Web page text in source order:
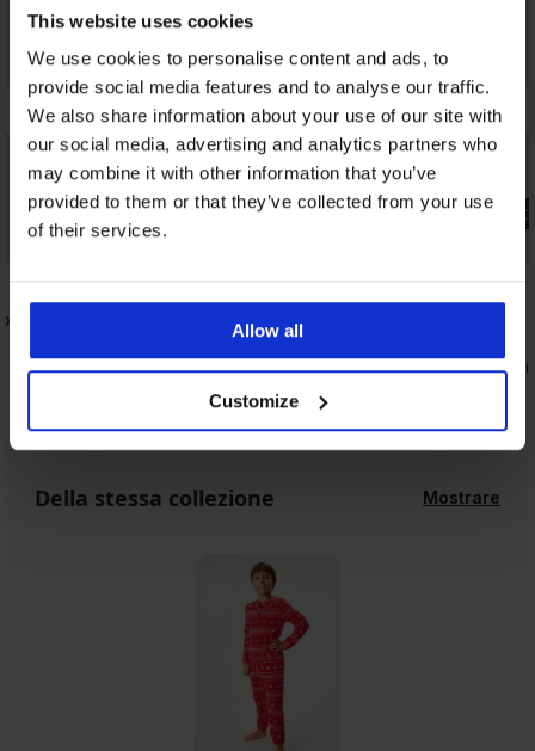
This website uses cookies
We use cookies to personalise content and ads, to
provide social media features and to analyse our traffic.
We also share information about your use of our site with
our social media, advertising and analytics partners who
may combine it with other information that you’ve
provided to them or that they’ve collected from your use
of their services.
Allow all
Customize
4,9
-20% WELCOME20
Bestseller
4,9
Reggiseno Spacer Delicate Flower
32,79 € codice: WELCOME20
-20%
32,79 €
Della stessa collezione Mostrare